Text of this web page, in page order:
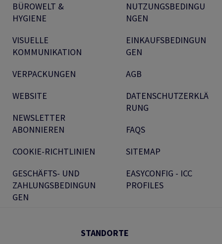
BÜROWELT &
HYGIENE
VISUELLE
KOMMUNIKATION
VERPACKUNGEN
WEBSITE
NEWSLETTER
ABONNIEREN
COOKIE-RICHTLINIEN
GESCHÄFTS- UND
ZAHLUNGSBEDINGUN
GEN
NUTZUNGSBEDINGU
NGEN
EINKAUFSBEDINGUN
GEN
AGB
DATENSCHUTZERKLÄ
RUNG
FAQS
SITEMAP
EASYCONFIG - ICC
PROFILES
STANDORTE